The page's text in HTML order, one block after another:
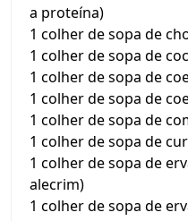
a proteína)
1 colher de sopa de
1 colher de sopa de
1 colher de sopa de
1 colher de sopa de
1 colher de sopa de
1 colher de sopa de
1 colher de sopa de
alecrim)
1 colher de sopa de